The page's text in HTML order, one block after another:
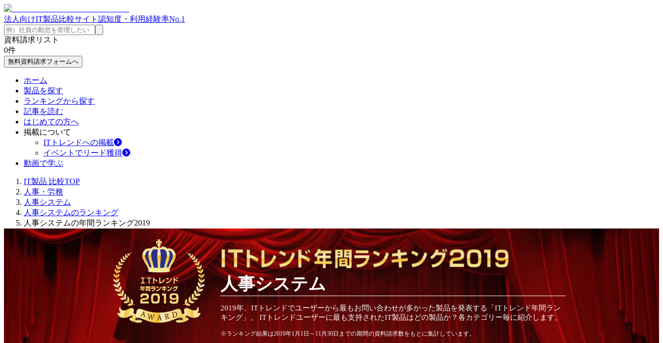
法人向けIT製品比較サイト 認知度・利用経験率No.1
資料請求リスト
0件
無料資料請求フォームへ
ホーム
製品を探す
ランキングから探す
記事を読む
はじめての方へ
掲載について
ITトレンドへの掲載
イベントでリード獲得
動画で学ぶ
IT製品 比較TOP
人事・労務
人事システム
人事システムのランキング
人事システムの年間ランキング2019
人事システム
2019年、ITトレンドでユーザーから最もお問い合わせが多かった製品を発表する「ITトレンド年間ラン
キング」。 ITトレンドユーザーに最も支持されたIT製品はどの製品か？各カテゴリー毎に紹介します。
※ランキング結果は2019年1月1日～ 11月30日 までの期間の資料請求数をもとに集計しています。